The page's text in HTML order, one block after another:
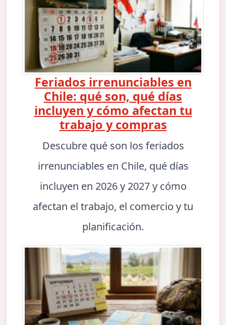
Feriados irrenunciables en
Chile: qué son, qué días
incluyen y cómo afectan tu
trabajo y compras
Descubre qué son los feriados
irrenunciables en Chile, qué días
incluyen en 2026 y 2027 y cómo
afectan el trabajo, el comercio y tu
planificación.